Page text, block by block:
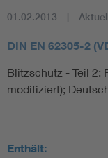
01.02.2013 Aktuell
DIN EN 62305-2
Blitzschutz - Teil 2:
modifiziert);
Enthält: